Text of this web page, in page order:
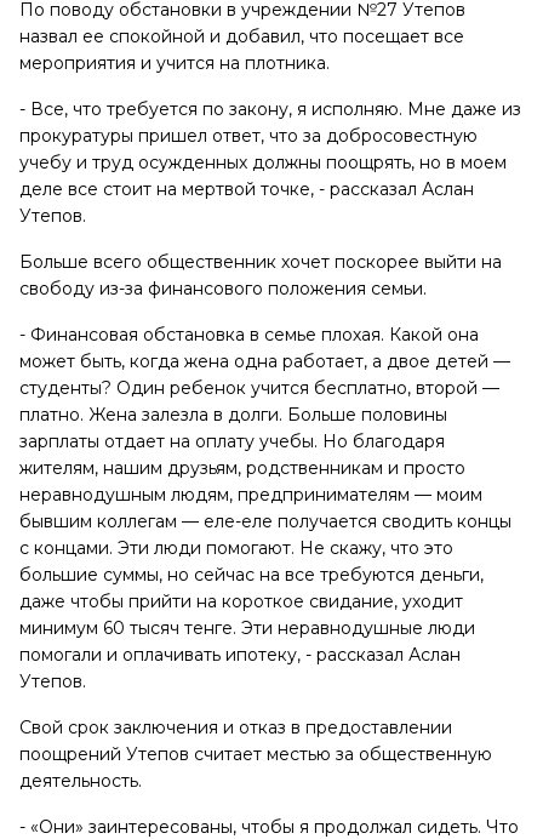
По поводу обстановки в учреждении №27 Утепов
назвал ее спокойной и добавил, что посещает все
мероприятия и учится на плотника.
- Все, что требуется по закону, я исполняю. Мне даже из
прокуратуры пришел ответ, что за добросовестную
учебу и труд осужденных должны поощрять, но в моем
деле все стоит на мертвой точке, - рассказал Аслан
Утепов.
Больше всего общественник хочет поскорее выйти на
свободу из-за финансового положения семьи.
- Финансовая обстановка в семье плохая. Какой она
может быть, когда жена одна работает, а двое детей —
студенты? Один ребенок учится бесплатно, второй —
платно. Жена залезла в долги. Больше половины
зарплаты отдает на оплату учебы. Но благодаря
жителям, нашим друзьям, родственникам и просто
неравнодушным людям, предпринимателям — моим
бывшим коллегам — еле-еле получается сводить концы
с концами. Эти люди помогают. Не скажу, что это
большие суммы, но сейчас на все требуются деньги,
даже чтобы прийти на короткое свидание, уходит
минимум 60 тысяч тенге. Эти неравнодушные люди
помогали и оплачивать ипотеку, - рассказал Аслан
Утепов.
Свой срок заключения и отказ в предоставлении
поощрений Утепов считает местью за общественную
деятельность.
- «Они» заинтересованы, чтобы я продолжал сидеть. Что